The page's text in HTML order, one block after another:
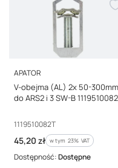
PRODUCENT
APATOR
V-obejma (AL) 2x 50-
do ARS2 i 3 SW-B
Kod producenta
1119510082T
Cena brutto
45,20 zł w tym %s VAT
w tym 23% VAT
Dostępność:Dostępne